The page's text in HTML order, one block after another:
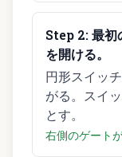
Step 2:最初
を開ける。
円形スイッ
がる。スイ
とす。
右側のゲート